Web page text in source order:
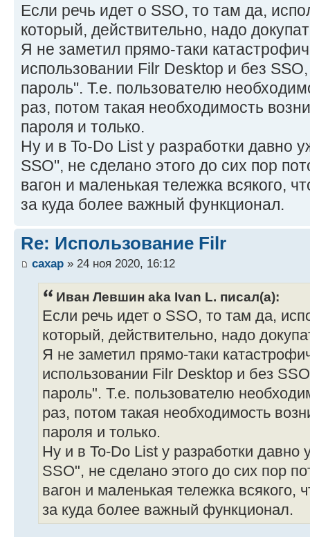
Если речь идет о SSO, то там да,
который, действительно, надо
Я не заметил прямо-таки
использовании Filr Desktop и без
пароль". Т.е. пользователю
раз, потом такая необходимость
пароля и только.
Ну и в To-Do List у разработки давно
SSO", не сделано этого до сих пор
вагон и маленькая тележка всякого,
за куда более важный функционал.
Re: Использование Filr
caxap » 24 ноя 2020, 16:12
Иван Левшин aka Ivan L. писал(а):
Если речь идет о SSO, то там да,
который, действительно, надо
Я не заметил прямо-таки
использовании Filr Desktop и без
пароль". Т.е. пользователю
раз, потом такая необходимость
пароля и только.
Ну и в To-Do List у разработки давно
SSO", не сделано этого до сих пор
вагон и маленькая тележка всякого,
за куда более важный функционал.